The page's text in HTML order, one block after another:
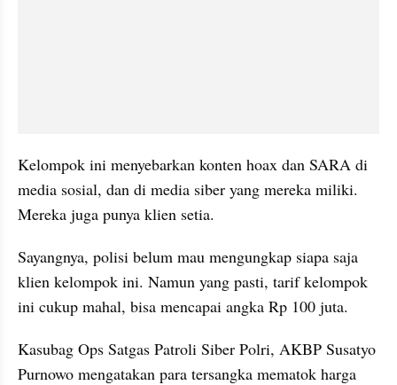
Kelompok ini menyebarkan konten hoax dan SARA di
media sosial, dan di media siber yang mereka miliki.
Mereka juga punya klien setia.
Sayangnya, polisi belum mau mengungkap siapa saja
klien kelompok ini. Namun yang pasti, tarif kelompok
ini cukup mahal, bisa mencapai angka Rp 100 juta.
Kasubag Ops Satgas Patroli Siber Polri, AKBP Susatyo
Purnowo mengatakan para tersangka mematok harga